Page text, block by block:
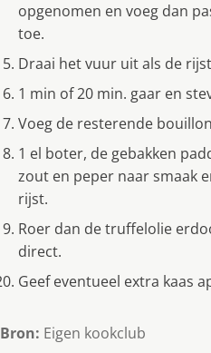
opgenomen en voeg dan
toe.
Draai het vuur uit als de
1 min of 20 min. gaar en
Voeg de resterende
1 el boter, de gebakken
zout en peper naar smaak
rijst.
Roer dan de truffelolie
direct.
Geef eventueel extra kaas
Bron: Eigen kookclub